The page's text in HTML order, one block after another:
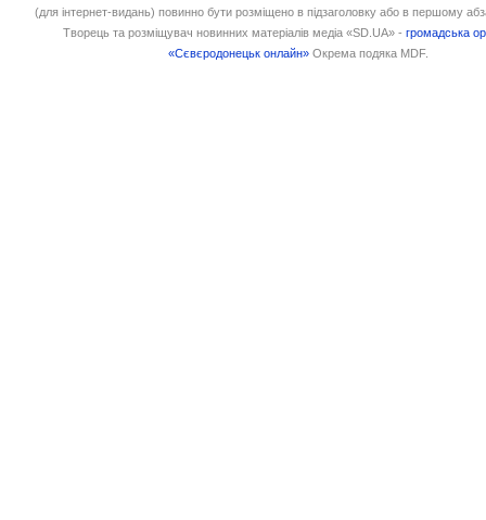
(для інтернет-видань) повинно бути розміщено в підзаголовку або в першому
Творець та розміщувач новинних матеріалів медіа «SD.UA» -громадська
«Сєвєродонецьк онлайн» Окрема подяка MDF.